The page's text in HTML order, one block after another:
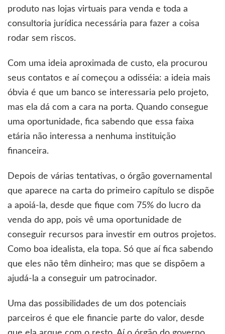
produto nas lojas virtuais para venda e toda a
consultoria jurídica necessária para fazer a coisa
rodar sem riscos.
Com uma ideia aproximada de custo, ela procurou
seus contatos e aí começou a odisséia: a ideia mais
óbvia é que um banco se interessaria pelo projeto,
mas ela dá com a cara na porta. Quando consegue
uma oportunidade, fica sabendo que essa faixa
etária não interessa a nenhuma instituição
financeira.
Depois de várias tentativas, o órgão governamental
que aparece na carta do primeiro capítulo se dispõe
a apoiá-la, desde que fique com 75% do lucro da
venda do app, pois vê uma oportunidade de
conseguir recursos para investir em outros projetos.
Como boa idealista, ela topa. Só que aí fica sabendo
que eles não têm dinheiro; mas que se dispõem a
ajudá-la a conseguir um patrocinador.
Uma das possibilidades de um dos potenciais
parceiros é que ele financie parte do valor, desde